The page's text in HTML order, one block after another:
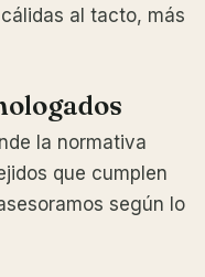
al tacto, más
la normativa
que cumplen
según lo